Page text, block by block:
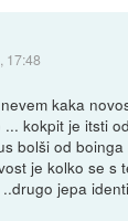
17:48
kaka
kokpit je itsti
bolši od
je kolko se s
jepa